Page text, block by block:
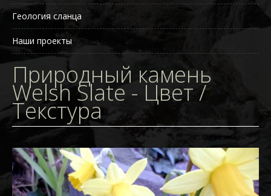
Геология сланца
Наши проекты
Природный камень
Welsh Slate - Цвет /
Текстура